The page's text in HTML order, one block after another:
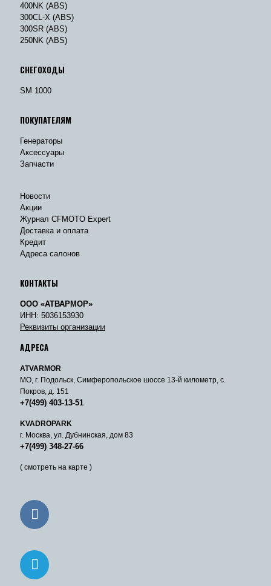
400NK (ABS)
300CL-X (ABS)
300SR (ABS)
250NK (ABS)
СНЕГОХОДЫ
SM 1000
ПОКУПАТЕЛЯМ
Генераторы
Аксессуары
Запчасти
Новости
Акции
Журнал CFMOTO Expert
Доставка и оплата
Кредит
Адреса салонов
КОНТАКТЫ
ООО «АТВАРМОР»
ИНН: 5036153930
Реквизиты организации
АДРЕСА
ATVARMOR
МО, г. Подольск, Симферопольское шоссе 13-й километр, с.
Покров, д. 151
+7(499) 403-13-51
KVADROPARK
г. Москва, ул. Дубнинская, дом 83
+7(499) 348-27-66
( смотреть на карте )